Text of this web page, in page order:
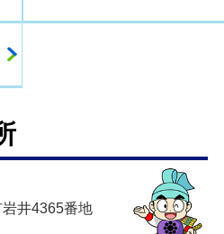
井4365番地